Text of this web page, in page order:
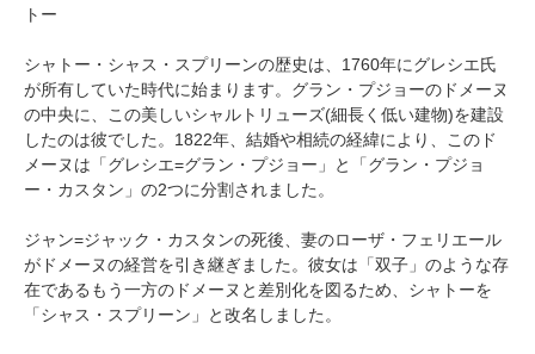
トー
シャトー・シャス・スプリーンの歴史は、1760年にグレシエ氏
が所有していた時代に始まります。グラン・プジョーのドメーヌ
の中央に、この美しいシャルトリューズ(細長く低い建物)を建設
したのは彼でした。1822年、結婚や相続の経緯により、このド
メーヌは「グレシエ=グラン・プジョー」と「グラン・プジョ
ー・カスタン」の2つに分割されました。
ジャン=ジャック・カスタンの死後、妻のローザ・フェリエール
がドメーヌの経営を引き継ぎました。彼女は「双子」のような存
在であるもう一方のドメーヌと差別化を図るため、シャトーを
「シャス・スプリーン」と改名しました。